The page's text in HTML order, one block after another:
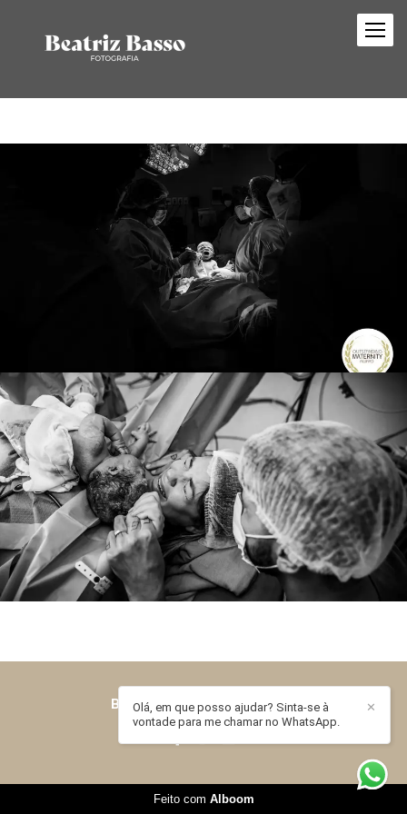
BEATRIZ BASSO/CONTATO ✕
Olá, em que posso ajudar? Sinta-se à
vontade para me chamar no WhatsApp.
Feito com Alboom